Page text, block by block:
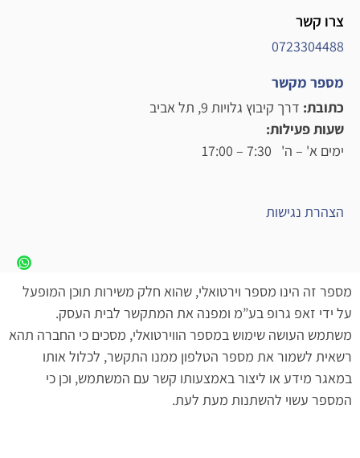
צרו קשר
0723304488
מספר מקשר
כתובת: דרך קיבוץ גלויות 9, תל אביב
שעות פעילות:
ימים א' – ה' 7:30 – 17:00
הצהרת נגישות
מספר זה הינו מספר וירטואלי, שהוא חלק משירות תוכן המופעל
על ידי זאפ גרופ בע”מ ומפנה את המתקשר לבית העסק.
משתמש העושה שימוש במספר הווירטואלי, מסכים כי החברה תהא
רשאית לשמור את מספר הטלפון ממנו התקשר, לכלול אותו
במאגר מידע או ליצור באמצעותו קשר עם המשתמש, וכן כי
המספר עשוי להשתנות מעת לעת.